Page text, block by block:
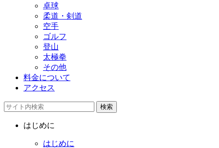
卓球
柔道・剣道
空手
ゴルフ
登山
太極拳
その他
料金について
アクセス
検索
はじめに
はじめに